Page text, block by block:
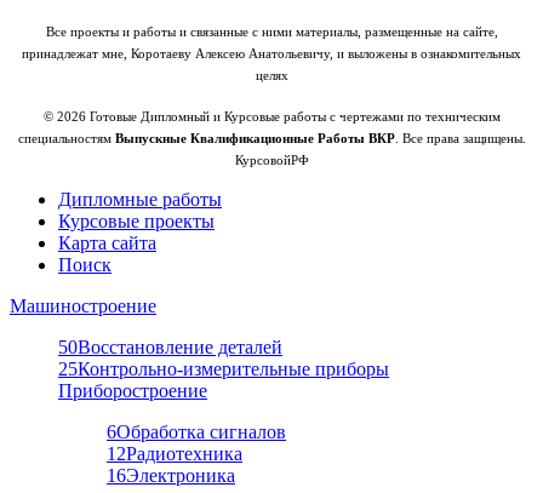
Все проекты и работы и связанные с ними материалы, размещенные на сайте,
принадлежат мне, Коротаеву Алексею Анатольевичу, и выложены в ознакомительных
целях
© 2026 Готовые Дипломный и Курсовые работы с чертежами по техническим
специальностям Выпускные Квалификационные Работы ВКР. Все права защищены.
КурсовойРФ
Дипломные работы
Курсовые проекты
Карта сайта
Поиск
Машиностроение
50Восстановление деталей
25Контрольно-измерительные приборы
Приборостроение
6Обработка сигналов
12Радиотехника
16Электроника